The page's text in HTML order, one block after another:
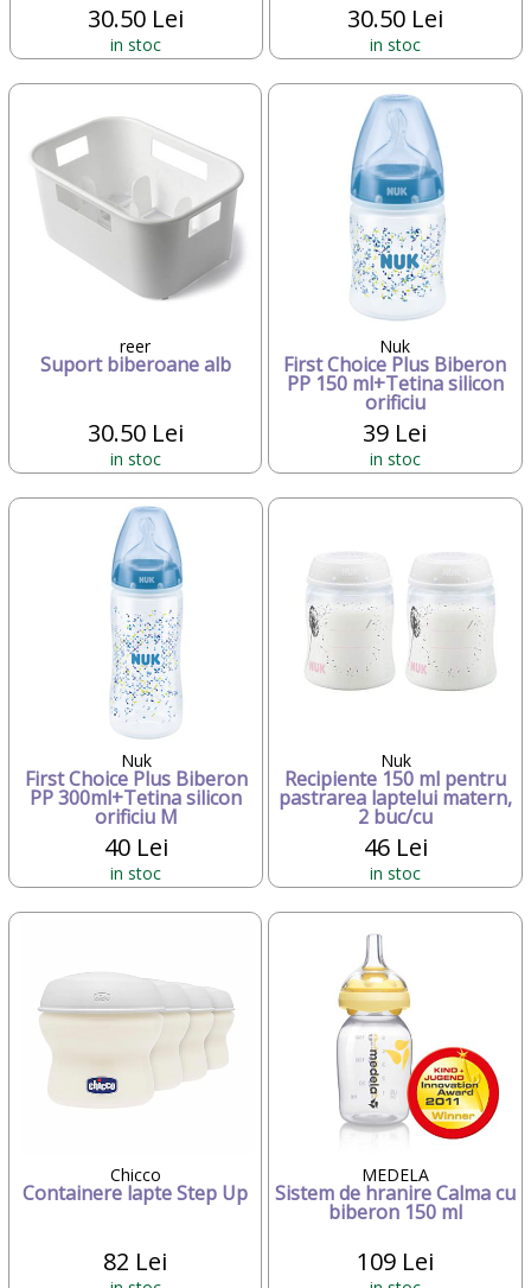
30.50 Lei
in stoc
30.50 Lei
in stoc
reer
Suport biberoane alb
30.50 Lei
in stoc
Nuk
First Choice Plus Biberon
PP 150 ml+Tetina silicon
orificiu
39 Lei
in stoc
Nuk
First Choice Plus Biberon
PP 300ml+Tetina silicon
orificiu M
40 Lei
in stoc
Nuk
Recipiente 150 ml pentru
pastrarea laptelui matern,
2 buc/cu
46 Lei
in stoc
Chicco
Containere lapte Step Up
82 Lei
MEDELA
Sistem de hranire Calma cu
biberon 150 ml
109 Lei